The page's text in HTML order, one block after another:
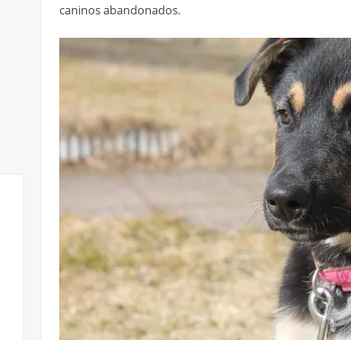
caninos abandonados.